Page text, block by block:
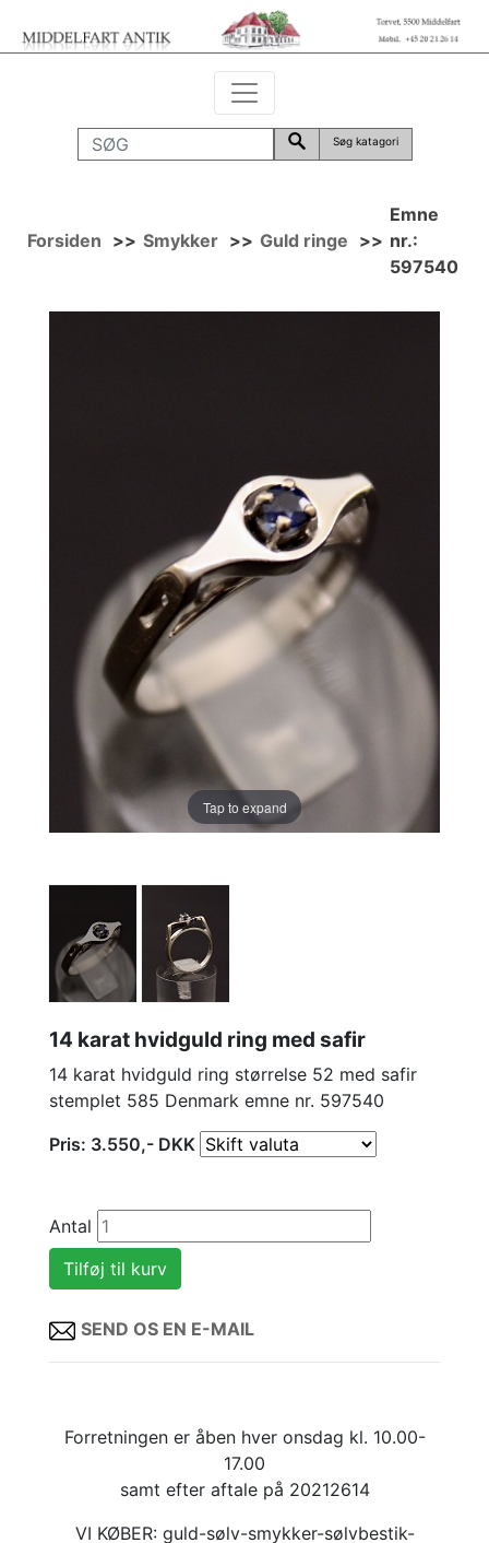
Søg katagori
Forsiden >> Smykker >> Guld ringe >>
Emne
nr.:
597540
Tap to expand
14 karat hvidguld ring med safir
14 karat hvidguld ring størrelse 52 med safir
stemplet 585 Denmark emne nr. 597540
Pris: 3.550,- DKK
Antal
SEND OS EN E-MAIL
Forretningen er åben hver onsdag kl. 10.00-
17.00
samt efter aftale på 20212614
VI KØBER: guld-sølv-smykker-sølvbestik-